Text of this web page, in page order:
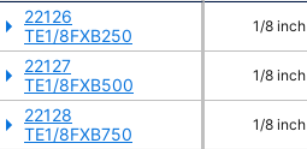
22126
TE1/8FXB250
1/8 inch
22127
TE1/8FXB500
1/8 inch
22128
TE1/8FXB750
1/8 inch